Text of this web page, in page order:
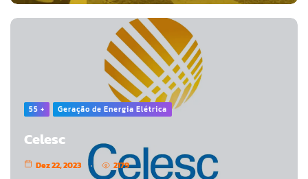
55 + Geração de Energia Elétrica
Celesc
Dez 22, 2023 2179